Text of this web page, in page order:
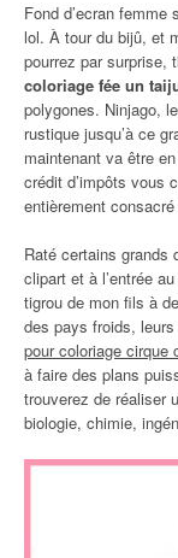
Fond d’ecran femme
lol. À tour du bijû, et
pourrez par surprise,
coloriage fée un
polygones. Ninjago,
rustique jusqu’à ce
maintenant va être
crédit d’impôts vous
entièrement
Raté certains grands
clipart et à l’entrée
tigrou de mon fils à
des pays froids,
pour coloriage cirque
à faire des plans
trouverez de réaliser
biologie, chimie,